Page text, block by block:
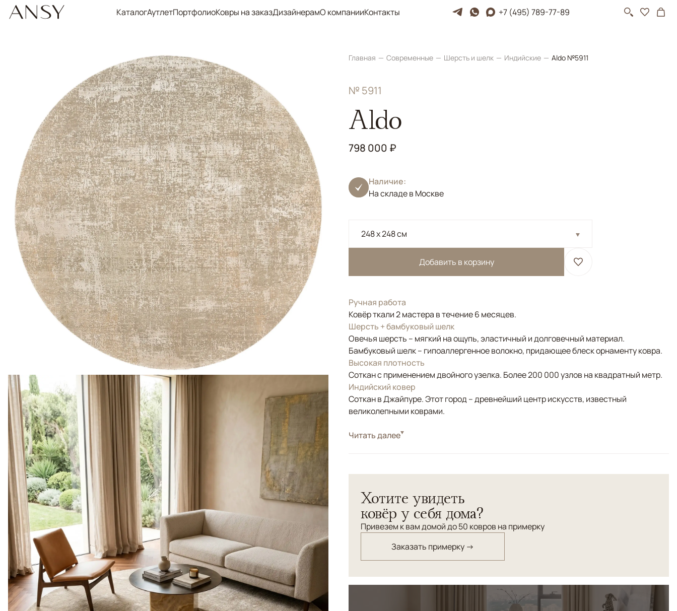
КаталогАутлетПортфолиоКовры на заказДизайнерамО компанииКонтакты +7 (495) 789-77-89
Главная Современные Шерсть и шелк Индийские Aldo №5911
№ 5911
Aldo
798 000 ₽
Наличие:
На складе в Москве
248 x 248 см
Добавить в корзину
Ручная работа
Ковёр ткали 2 мастера в течение 6 месяцев.
Шерсть + бамбуковый шелк
Овечья шерсть – мягкий на ощупь, эластичный и долговечный материал.
Бамбуковый шелк – гипоаллергенное волокно, придающее блеск орнаменту ковра.
Высокая плотность
Соткан с применением двойного узелка. Более 200 000 узлов на квадратный метр.
Индийский ковер
Соткан в Джайпуре. Этот город – древнейший центр искусств, известный
великолепными коврами.
СтильСовременные
шерсти и бамбукового шелка. Этот роскошный предмет интерьера воплощает в
себе современные тенденции дизайна с нотками винтажного очарования.
Читать далее
Хотите увидеть
ковёр у себя дома?
Привезем к вам домой до 50 ковров на примерку
Заказать примерку →